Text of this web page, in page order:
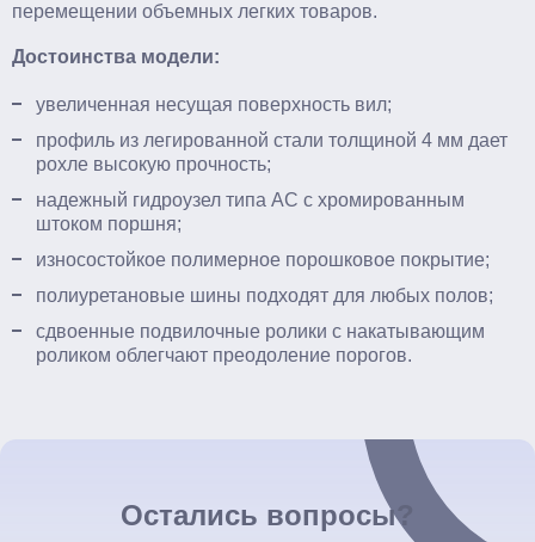
перемещении объемных легких товаров.
Достоинства модели:
увеличенная несущая поверхность вил;
профиль из легированной стали толщиной 4 мм дает
рохле высокую прочность;
надежный гидроузел типа AC с хромированным
штоком поршня;
износостойкое полимерное порошковое покрытие;
полиуретановые шины подходят для любых полов;
сдвоенные подвилочные ролики с накатывающим
роликом облегчают преодоление порогов.
Остались вопросы?